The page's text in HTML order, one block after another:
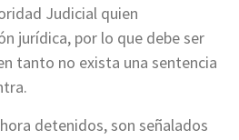
Judicial quien
jurídica, por lo que debe ser
tanto no exista una sentencia
detenidos, son señalados